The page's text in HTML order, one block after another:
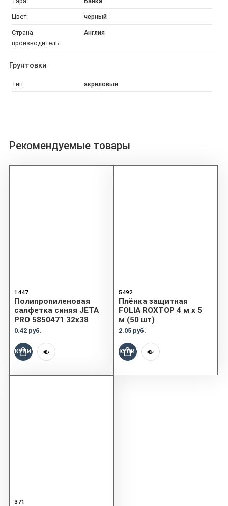
Цвет: черный
Страна
производитель:
Англия
Грунтовки
Тип: акриловый
Рекомендуемые товары
1447
Полипропиленовая
салфетка синяя JETA
PRO 5850471 32х38
0.42 руб.
КУПИТЬ
5492
Плёнка защитная
FOLIA ROXTOP 4 м x 5
м (50 шт)
2.05 руб.
КУПИТЬ
371